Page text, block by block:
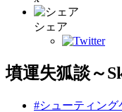
シェア
墳運失狐談～
#シューティング